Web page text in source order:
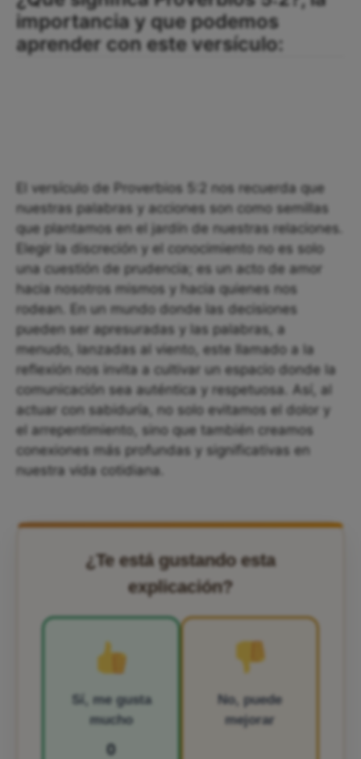
importancia y que podemos
aprender con este versículo:
El versículo de Proverbios 5:2 nos recuerda que
nuestras palabras y acciones son como semillas
que plantamos en el jardín de nuestras relaciones.
Elegir la discreción y el conocimiento no es solo
una cuestión de prudencia; es un acto de amor
hacia nosotros mismos y hacia quienes nos
rodean. En un mundo donde las decisiones
pueden ser apresuradas y las palabras, a
menudo, lanzadas al viento, este llamado a la
reflexión nos invita a cultivar un espacio donde la
comunicación sea auténtica y respetuosa. Así, al
actuar con sabiduría, no solo evitamos el dolor y
el arrepentimiento, sino que también creamos
conexiones más profundas y significativas en
nuestra vida cotidiana.
¿Te está gustando esta
explicación?
Sí, me gusta
mucho
0
No, puede
mejorar